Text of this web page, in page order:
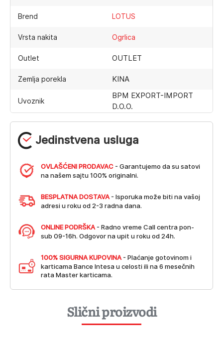
Jedinstvena usluga
OVLAŠĆENI PRODAVAC - Garantujemo da su satovi
na našem sajtu 100% originalni.
BESPLATNA DOSTAVA - Isporuka može biti na vašoj
adresi u roku od 2-3 radna dana.
ONLINE PODRŠKA - Radno vreme Call centra pon-
sub 09-16h. Odgovor na upit u roku od 24h.
100% SIGURNA KUPOVINA - Plaćanje gotovinom i
karticama Bance Intesa u celosti ili na 6 mesečnih
rata Master karticama.
Brend LOTUS
Vrsta nakita Ogrlica
Outlet OUTLET
Zemlja porekla KINA
Uvoznik
BPM EXPORT-IMPORT
D.O.O.
Slični proizvodi